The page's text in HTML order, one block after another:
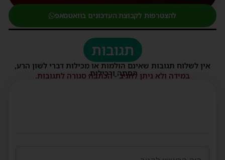
להצטרפות לקבוצת העדכונים בוואטסאפ
תגובות
אין לשלוח תגובות שאינם הולמות או מכילות דברי לשון הרע,
הסתה ורכילות.
במידה ולא ניתן להגיב - הכתבה סגורה לתגובות.